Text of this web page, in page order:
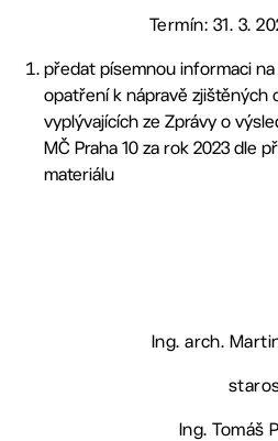
Termín: 31. 3.
předat písemnou informaci
opatření k nápravě zjištěných
vyplývajících ze Zprávy o
MČ Praha 10 za rok 2023 dle
materiálu
Ing. arch.
Ing. Tomáš